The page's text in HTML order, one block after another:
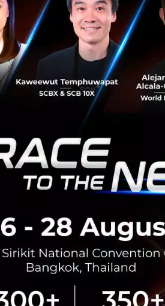
ณชัยฤทธิ์
กล่าวว่า การสร้างประส
น์แล้วยังเชื่อว่าออฟไลน์ก็ยังคงสำคั
เห็นสินค้าจริงแบบจับต้องได้กำลัง
ศไทยเป็นครั้งแรกของ Maybelline
บความสำเร็จอย่างสูงใน Tiktok ที่
ตัวไปก่อนหน้านี้อย่าง Superstay
โดยมีครีเอเตอร์ร่วมสร้างคอนเ
การเปิดตัว Super Stay Teddy
โตอย่างมากจากเหล่าครีเอเตอร์ ห
จึงเห็นถึงโอกาสจากการร่วมมือ
บนโลกออนไลน์และออฟไลน์ไปพร้อ
นด้วยเช่นกัน